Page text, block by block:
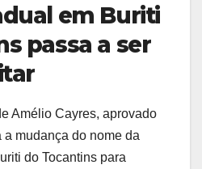
em Buriti
passa a ser
Amélio Cayres, aprovado
mudança do nome da
do Tocantins para